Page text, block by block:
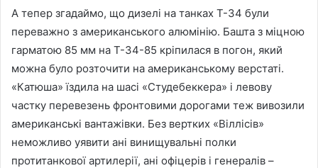
А тепер згадаймо, що дизелі на танках Т-34 були
переважно з американського алюмінію. Башта з міцною
гарматою 85 мм на Т-34-85 кріпилася в погон, який
можна було розточити на американському верстаті.
«Катюша» їздила на шасі «Студебеккера» і левову
частку перевезень фронтовими дорогами теж вивозили
американські вантажівки. Без вертких «Віллісів»
неможливо уявити ані винищувальні полки
протитанкової артилерії, ані офіцерів і генералів –